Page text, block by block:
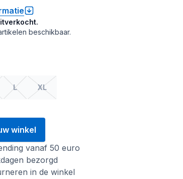
beschikbaar.
L XL
winkel
vanaf 50 euro
bezorgd
in de winkel